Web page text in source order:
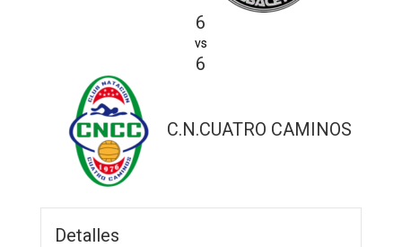
6
vs
6
C.N.CUATRO CAMINOS
Detalles